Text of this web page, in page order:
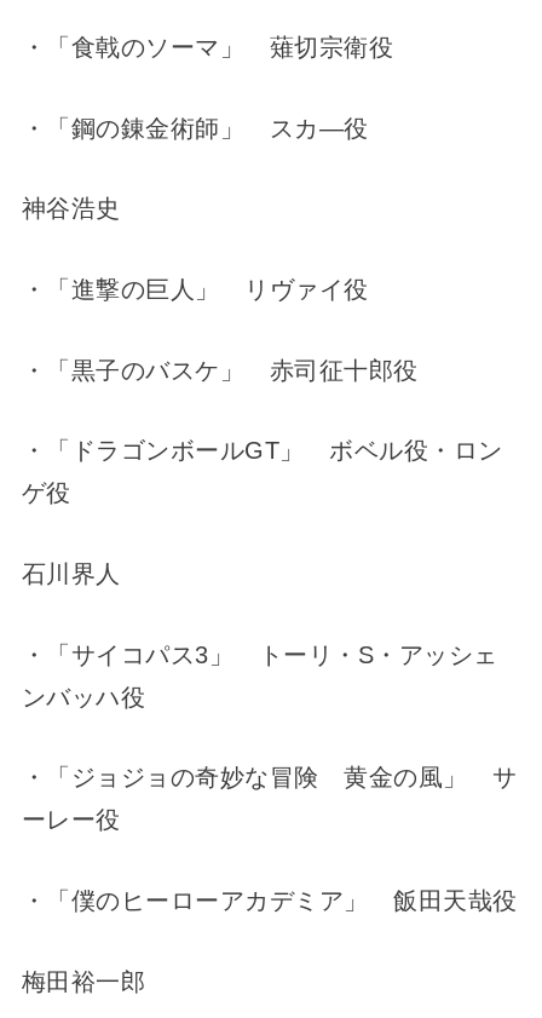
・「食戟のソーマ」 薙切宗衛役
・「鋼の錬金術師」 スカ―役
神谷浩史
・「進撃の巨人」 リヴァイ役
・「黒子のバスケ」 赤司征十郎役
・「ドラゴンボールGT」 ボベル役・ロン
ゲ役
石川界人
・「サイコパス3」 トーリ・S・アッシェ
ンバッハ役
・「ジョジョの奇妙な冒険 黄金の風」 サ
ーレー役
・「僕のヒーローアカデミア」 飯田天哉役
梅田裕一郎